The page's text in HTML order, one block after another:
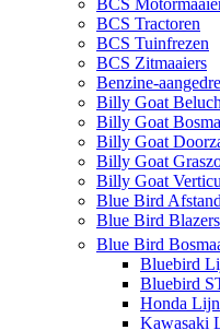
BCS
BCS Tractoren
BCS Tuinfrezen
BCS Zitmaaiers
Benzine-
Billy Goat
Billy Goat
Billy Goat
Billy Goat
Billy Goat
Blue Bird
Blue Bird Blazers
Blue Bird
Bluebird
Bluebird
Honda Lijn
Kawasaki